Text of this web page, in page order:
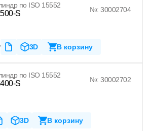
по ISO 15552
S
№: 30002704
3D В корзину
по ISO 15552
S №: 30002702
3D В корзину